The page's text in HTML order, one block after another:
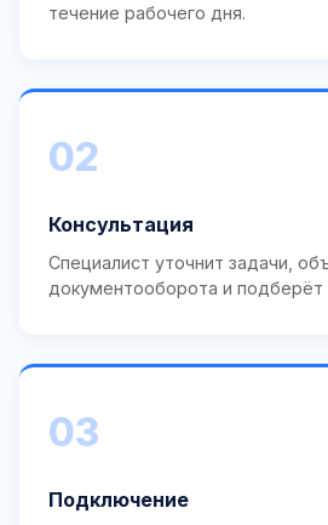
течение рабочего дня.
02
Консультация
Специалист уточнит задачи,
документооборота и подберёт
03
Подключение